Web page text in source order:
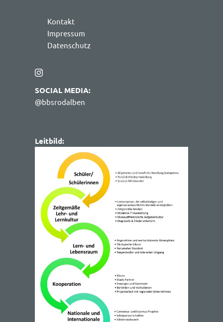
Kontakt
Impressum
Datenschutz
SOCIAL MEDIA:
@bbsrodalben
Leitbild: